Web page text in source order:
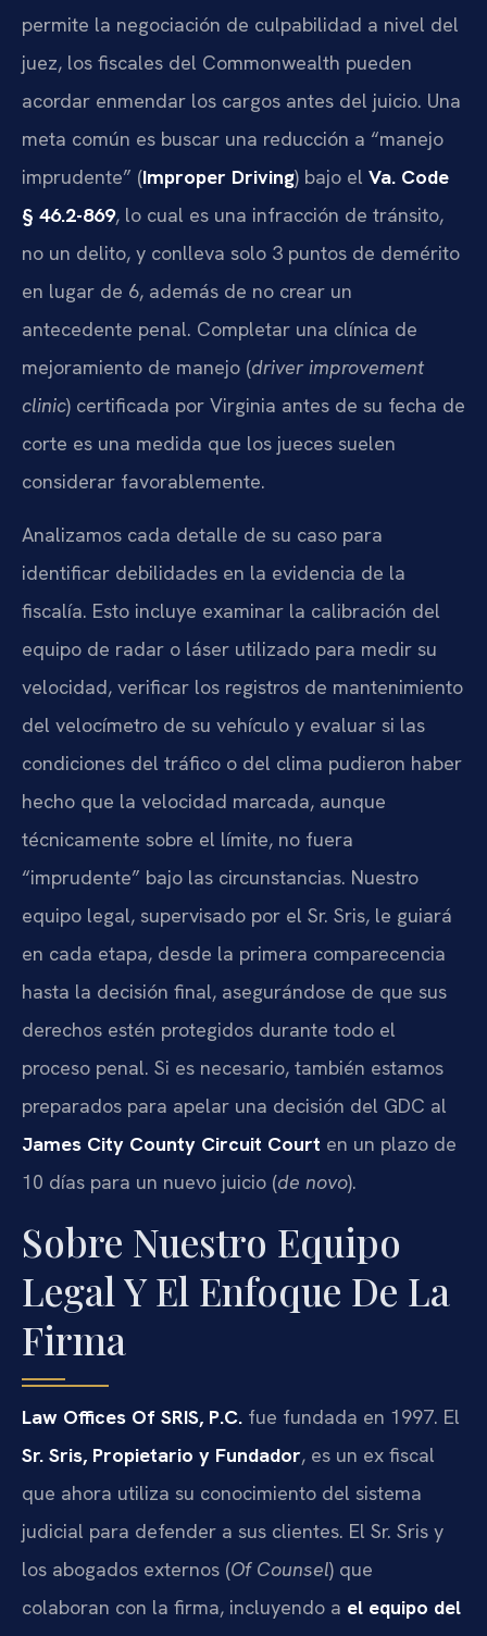
permite la negociación de culpabilidad a nivel del
juez, los fiscales del Commonwealth pueden
acordar enmendar los cargos antes del juicio. Una
meta común es buscar una reducción a “manejo
imprudente” (Improper Driving) bajo el Va. Code
§ 46.2-869, lo cual es una infracción de tránsito,
no un delito, y conlleva solo 3 puntos de demérito
en lugar de 6, además de no crear un
antecedente penal. Completar una clínica de
mejoramiento de manejo (driver improvement
clinic) certificada por Virginia antes de su fecha de
corte es una medida que los jueces suelen
considerar favorablemente.
Analizamos cada detalle de su caso para
identificar debilidades en la evidencia de la
fiscalía. Esto incluye examinar la calibración del
equipo de radar o láser utilizado para medir su
velocidad, verificar los registros de mantenimiento
del velocímetro de su vehículo y evaluar si las
condiciones del tráfico o del clima pudieron haber
hecho que la velocidad marcada, aunque
técnicamente sobre el límite, no fuera
“imprudente” bajo las circunstancias. Nuestro
equipo legal, supervisado por el Sr. Sris, le guiará
en cada etapa, desde la primera comparecencia
hasta la decisión final, asegurándose de que sus
derechos estén protegidos durante todo el
proceso penal. Si es necesario, también estamos
preparados para apelar una decisión del GDC al
James City County Circuit Court en un plazo de
10 días para un nuevo juicio (de novo).
Sobre Nuestro Equipo
Legal Y El Enfoque De La
Firma
Law Offices Of SRIS, P.C. fue fundada en 1997. El
Sr. Sris, Propietario y Fundador, es un ex fiscal
que ahora utiliza su conocimiento del sistema
judicial para defender a sus clientes. El Sr. Sris y
los abogados externos (Of Counsel) que
colaboran con la firma, incluyendo a el equipo del